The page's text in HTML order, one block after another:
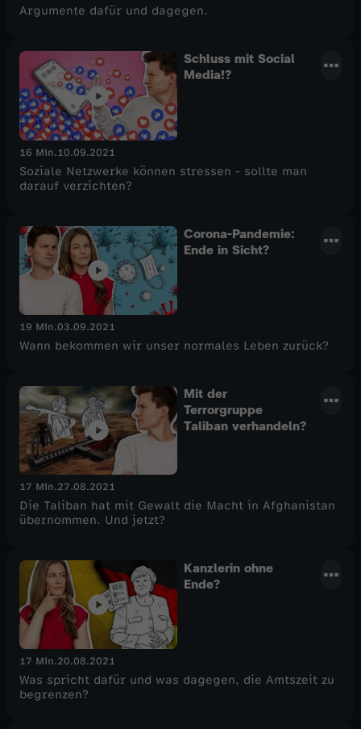
Argumente dafür und dagegen.
Schluss mit Social
Media!?
16 Min.10.09.2021
Soziale Netzwerke können stressen - sollte man
darauf verzichten?
Corona-Pandemie:
Ende in Sicht?
19 Min.03.09.2021
Wann bekommen wir unser normales Leben zurück?
Mit der
Terrorgruppe
Taliban verhandeln?
17 Min.27.08.2021
Die Taliban hat mit Gewalt die Macht in Afghanistan
übernommen. Und jetzt?
Kanzlerin ohne
Ende?
17 Min.20.08.2021
Was spricht dafür und was dagegen, die Amtszeit zu
begrenzen?